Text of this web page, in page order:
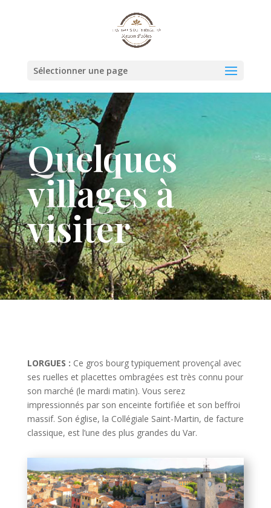
Sélectionner une page
Quelques
villages à
visiter
LORGUES : Ce gros bourg typiquement provençal avec
ses ruelles et placettes ombragées est très connu pour
son marché (le mardi matin). Vous serez
impressionnés par son enceinte fortifiée et son beffroi
massif. Son église, la Collégiale Saint-Martin, de facture
classique, est l’une des plus grandes du Var.